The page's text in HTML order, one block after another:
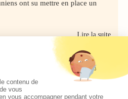
ont su mettre en place un
Lire la suite